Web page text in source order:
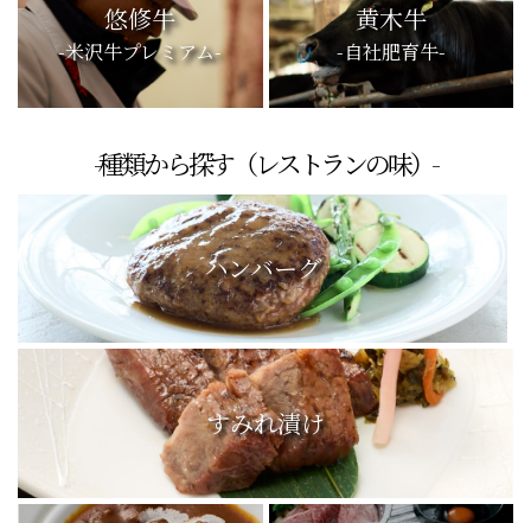
悠修牛
-米沢牛プレミアム-
黄木牛
-自社肥育牛-
-種類から探す（レストランの味）-
ハンバーグ
すみれ漬け